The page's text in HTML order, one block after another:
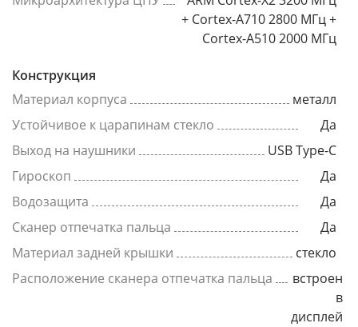
+ Cortex-A710 2800 МГц +
Cortex-A510 2000 МГц
Конструкция
Материал корпуса
металл
Устойчивое к царапинам стекло
Да
Выход на наушники
USB Type-C
Гироскоп
Да
Водозащита
Да
Сканер отпечатка пальца
Да
Материал задней крышки
стекло
Расположение сканера отпечатка пальца
встроен
в
дисплей